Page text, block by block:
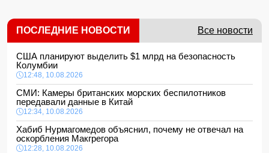
ПОСЛЕДНИЕ НОВОСТИ Все новости
США планируют выделить $1 млрд на безопасность
Колумбии
12:48, 10.08.2026
СМИ: Камеры британских морских беспилотников
передавали данные в Китай
12:34, 10.08.2026
Хабиб Нурмагомедов объяснил, почему не отвечал на
оскорбления Макгрегора
12:28, 10.08.2026